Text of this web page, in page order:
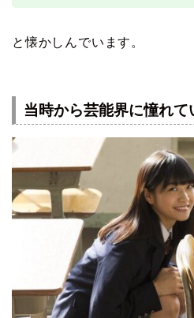
と懐かしんでいます。
当時から芸能界に憧れて